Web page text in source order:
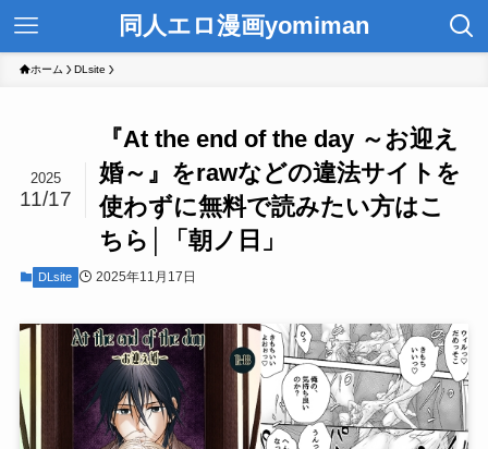
同人エロ漫画yomiman
ホーム DLsite
『At the end of the day ～お迎え
婚～』をrawなどの違法サイトを
使わずに無料で読みたい方はこ
ちら│「朝ノ日」
2025
11/17
DLsite 2025年11月17日